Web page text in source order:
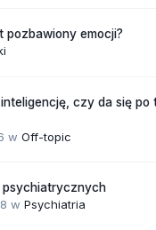
pozbawiony emocji?
czy da się po
w Off-topic
psychiatrycznych
w Psychiatria